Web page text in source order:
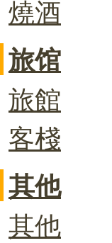
燒酒
旅馆
旅館
客棧
其他
其他